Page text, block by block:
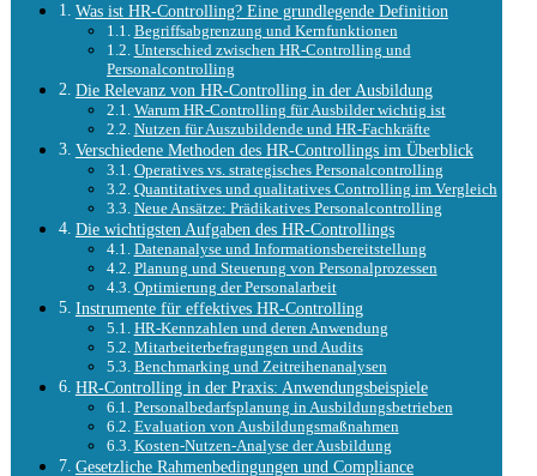
Was ist HR-Controlling? Eine grundlegende Definition
Begriffsabgrenzung und Kernfunktionen
Unterschied zwischen HR-Controlling und
Personalcontrolling
Die Relevanz von HR-Controlling in der Ausbildung
Warum HR-Controlling für Ausbilder wichtig ist
Nutzen für Auszubildende und HR-Fachkräfte
Verschiedene Methoden des HR-Controllings im Überblick
Operatives vs. strategisches Personalcontrolling
Quantitatives und qualitatives Controlling im Vergleich
Neue Ansätze: Prädikatives Personalcontrolling
Die wichtigsten Aufgaben des HR-Controllings
Datenanalyse und Informationsbereitstellung
Planung und Steuerung von Personalprozessen
Optimierung der Personalarbeit
Instrumente für effektives HR-Controlling
HR-Kennzahlen und deren Anwendung
Mitarbeiterbefragungen und Audits
Benchmarking und Zeitreihenanalysen
HR-Controlling in der Praxis: Anwendungsbeispiele
Personalbedarfsplanung in Ausbildungsbetrieben
Evaluation von Ausbildungsmaßnahmen
Kosten-Nutzen-Analyse der Ausbildung
Gesetzliche Rahmenbedingungen und Compliance